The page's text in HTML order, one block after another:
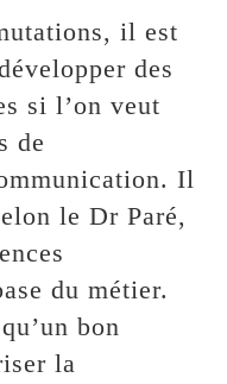
il est
des
si l’on veut
de
Il
le Dr Paré,
du métier.
bon
la